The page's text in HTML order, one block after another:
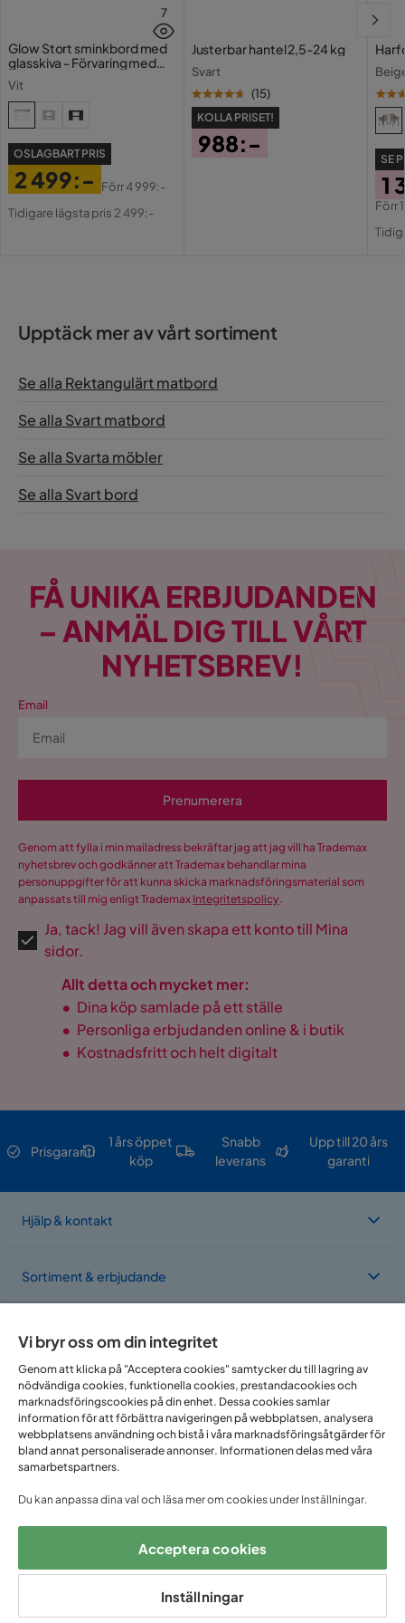
7
Glow Stort sminkbord med
glasskiva - Förvaring med
Vit
OSLAGBART PRIS
Pris
2 499:-
Original
Förr4 999:-
Tidigare lägsta pris 2 499:-
Justerbar hantel 2,5-24 kg
Svart
(15)
KOLLA PRISET!
988:-
SE
1
Förr
Upptäck mer av vårt sortiment
Se alla Rektangulärt matbord
Se alla Svart matbord
Se alla Svarta möbler
Se alla Svart bord
FÅ UNIKA ERBJUDANDEN
– ANMÄL DIG TILL VÅRT
NYHETSBREV!
Email
Prenumerera
Genom att fylla i min mailadress bekräftar jag att jag vill ha Trademax
nyhetsbrev och godkänner att Trademax behandlar mina
personuppgifter för att kunna skicka marknadsföringsmaterial som
anpassats till mig enligt Trademax Integritetspolicy.
Ja, tack! Jag vill även skapa ett konto till Mina
sidor.
Allt detta och mycket mer:
• Dina köp samlade på ett ställe
• Personliga erbjudanden online & i butik
• Kostnadsfritt och helt digitalt
Prisgaranti
1 års öppet
köp
Snabb
leverans
Upp till 20 års
garanti
Hjälp & kontakt
Sortiment & erbjudande
Om Trademax
Vi finns i flera länder
Följ oss på:
Vi bryr oss om din integritet
Genom att klicka på "Acceptera cookies" samtycker du till lagring av
nödvändiga cookies, funktionella cookies, prestandacookies och
marknadsföringscookies på din enhet. Dessa cookies samlar
information för att förbättra navigeringen på webbplatsen, analysera
webbplatsens användning och bistå i våra marknadsföringsåtgärder för
bland annat personaliserade annonser. Informationen delas med våra
samarbetspartners.
Du kan anpassa dina val och läsa mer om cookies under Inställningar.
Acceptera cookies
Inställningar